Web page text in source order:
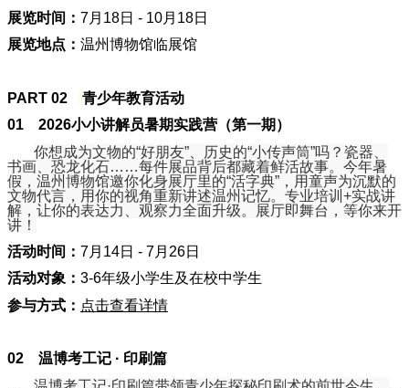
展览时间： 7月18日 - 10月18日
展览地点： 温州博物馆临展馆
PART 02
青少年教育活动
01 2026小小讲解员暑期实践营 （第一期）
你想成为文物的“好朋友”、历史的“小传声筒”吗？瓷器、
书画、恐龙化石……每件展品背后都藏着鲜活故事。今年暑
假，温州博物馆邀你化身展厅里的“活字典”，用童声为沉默的
文物代言，用你的视角重新讲述温州记忆。专业培训+实战讲
解，让你的表达力、观察力全面升级。展厅即舞台，等你来开
讲！
活动时间： 7月14日 - 7月26日
活动对象： 3-6年级小学生及在校中学生
参与方式： 点击查看详情
02 温博考工记 · 印刷篇